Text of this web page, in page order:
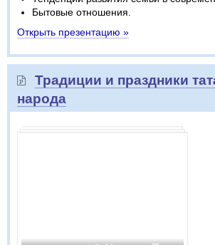
Бытовые отношения.
Открыть презентацию »
Традиции и праздники
народа